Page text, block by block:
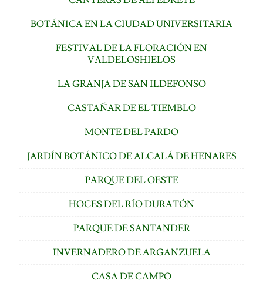
BOTÁNICA EN LA CIUDAD UNIVERSITARIA
FESTIVAL DE LA FLORACIÓN EN
VALDELOSHIELOS
LA GRANJA DE SAN ILDEFONSO
CASTAÑAR DE EL TIEMBLO
MONTE DEL PARDO
JARDÍN BOTÁNICO DE ALCALÁ DE HENARES
PARQUE DEL OESTE
HOCES DEL RÍO DURATÓN
PARQUE DE SANTANDER
INVERNADERO DE ARGANZUELA
CASA DE CAMPO